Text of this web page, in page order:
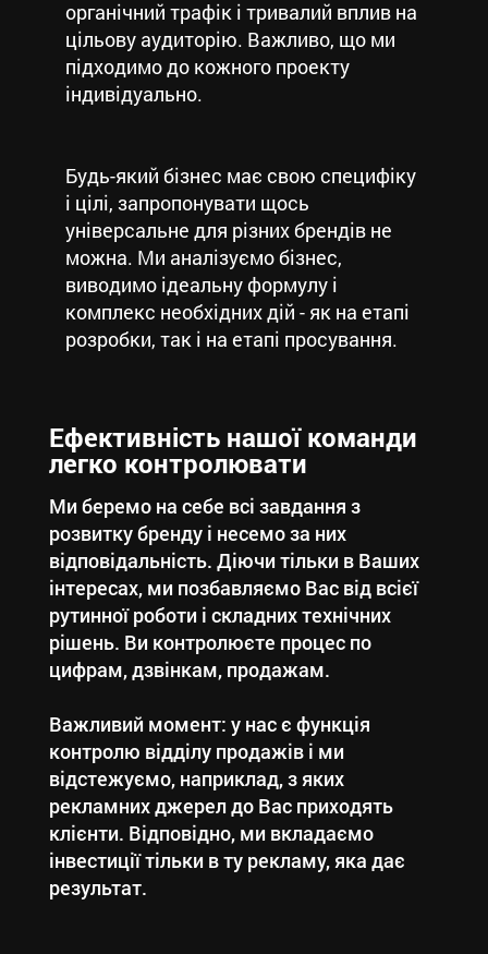
органічний трафік і тривалий вплив на
цільову аудиторію. Важливо, що ми
підходимо до кожного проекту
індивідуально.
Будь-який бізнес має свою специфіку
і цілі, запропонувати щось
універсальне для різних брендів не
можна. Ми аналізуємо бізнес,
виводимо ідеальну формулу і
комплекс необхідних дій - як на етапі
розробки, так і на етапі просування.
Ефективність нашої команди
легко контролювати
Ми беремо на себе всі завдання з
розвитку бренду і несемо за них
відповідальність. Діючи тільки в Ваших
інтересах, ми позбавляємо Вас від всієї
рутинної роботи і складних технічних
рішень. Ви контролюєте процес по
цифрам, дзвінкам, продажам.
Важливий момент: у нас є функція
контролю відділу продажів і ми
відстежуємо, наприклад, з яких
рекламних джерел до Вас приходять
клієнти. Відповідно, ми вкладаємо
інвестиції тільки в ту рекламу, яка дає
результат.